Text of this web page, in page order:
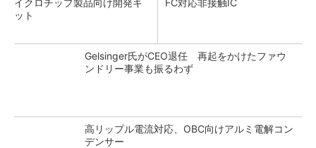
イクロチップ製品向け開発キ
ット
FC対応非接触IC
Gelsinger氏がCEO退任 再起をかけたファウ
ンドリー事業も振るわず
高リップル電流対応、OBC向けアルミ電解コン
デンサー